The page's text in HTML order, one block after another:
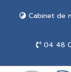
Cabinet de
04 48